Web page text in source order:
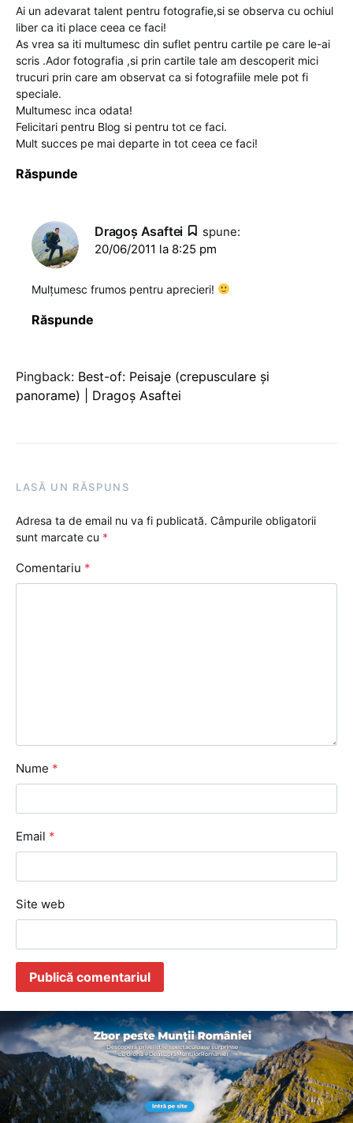
Ai un adevarat talent pentru fotografie,si se observa cu ochiul
liber ca iti place ceea ce faci!
As vrea sa iti multumesc din suflet pentru cartile pe care le-ai
scris .Ador fotografia ,si prin cartile tale am descoperit mici
trucuri prin care am observat ca si fotografiile mele pot fi
speciale.
Multumesc inca odata!
Felicitari pentru Blog si pentru tot ce faci.
Mult succes pe mai departe in tot ceea ce faci!
Răspunde
Dragoş Asaftei
spune:
20/06/2011 la 8:25 pm
Mulțumesc frumos pentru aprecieri!
Răspunde
Pingback: Best-of: Peisaje (crepusculare şi
panorame) | Dragoș Asaftei
LASĂ UN RĂSPUNS
Adresa ta de email nu va fi publicată. Câmpurile obligatorii
sunt marcate cu *
Comentariu *
Nume *
Email *
Site web